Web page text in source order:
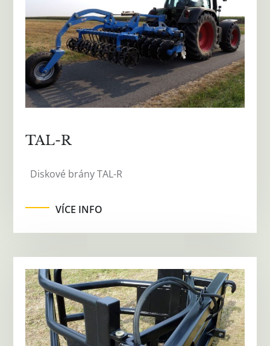
TAL-R
Diskové brány TAL-R
VÍCE INFO